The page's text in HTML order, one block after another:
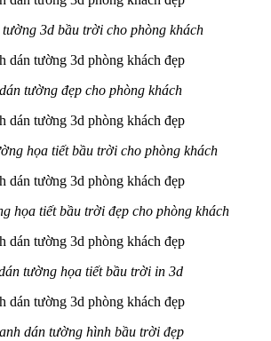
tường 3d bầu trời cho phòng khách
tường đẹp cho phòng khách
họa tiết bầu trời cho phòng khách
họa tiết bầu trời đẹp cho phòng khách
tường họa tiết bầu trời in 3d
dán tường hình bầu trời đẹp